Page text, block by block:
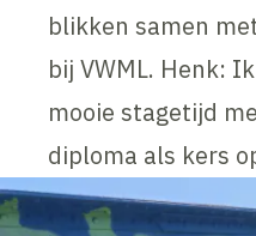
blikken samen
bij VWML. Henk:
mooie stagetijd
diploma als kers